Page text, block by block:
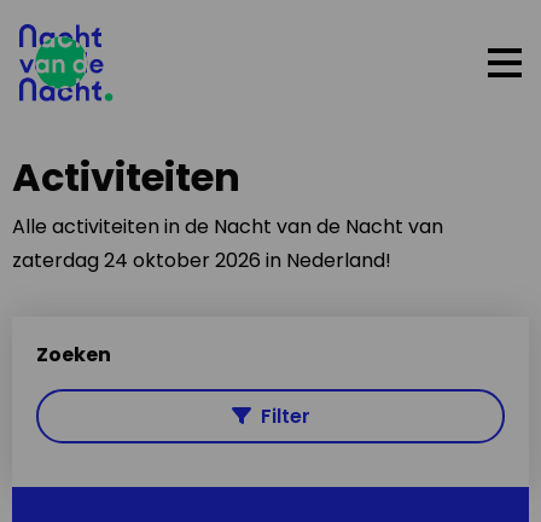
Activiteiten
Alle activiteiten in de Nacht van de Nacht van
zaterdag 24 oktober 2026 in Nederland!
Zoeken
Filter